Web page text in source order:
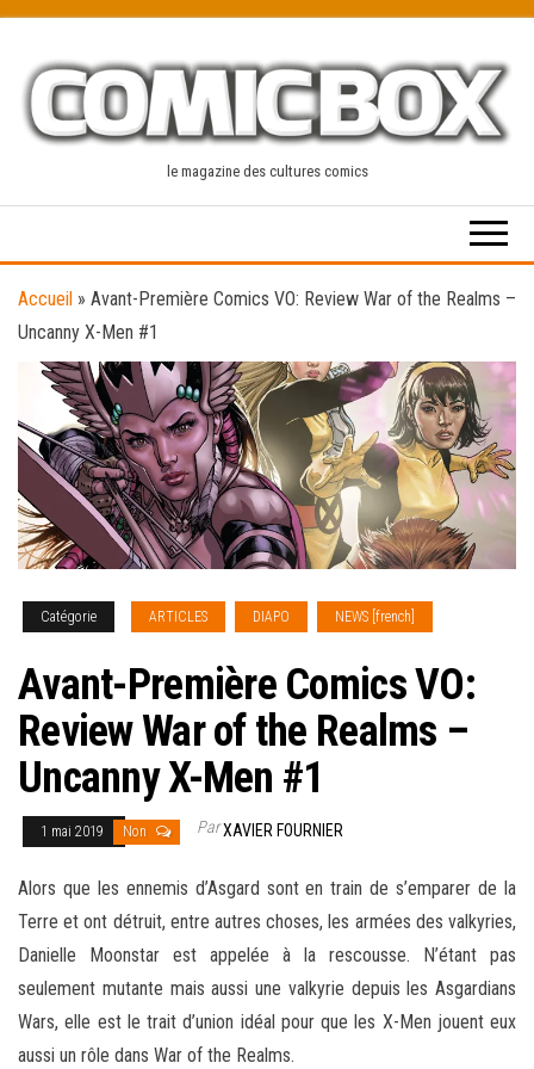
content
le magazine des cultures comics
Accueil » Avant-Première Comics VO: Review War of the Realms –
Uncanny X-Men #1
Catégorie ARTICLES DIAPO NEWS [french]
Avant-Première Comics VO:
Review War of the Realms –
Uncanny X-Men #1
1 mai 2019 Non ParXAVIER FOURNIER
Alors que les ennemis d’Asgard sont en train de s’emparer de la
Terre et ont détruit, entre autres choses, les armées des valkyries,
Danielle Moonstar est appelée à la rescousse. N’étant pas
seulement mutante mais aussi une valkyrie depuis les Asgardians
Wars, elle est le trait d’union idéal pour que les X-Men jouent eux
aussi un rôle dans War of the Realms.